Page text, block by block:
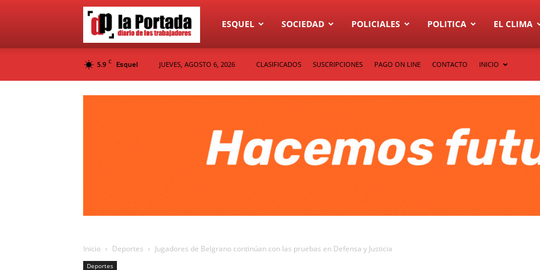
Diario
La
ESQUEL SOCIEDAD POLICIALES POLITICA EL CLIMA
5.9 C Esquel JUEVES, AGOSTO 6, 2026 CLASIFICADOS SUSCRIPCIONES PAGO ON LINE CONTACTO INICIO
Inicio Deportes Jugadores de Belgrano continúan con las pruebas en Defensa y Justicia
Deportes